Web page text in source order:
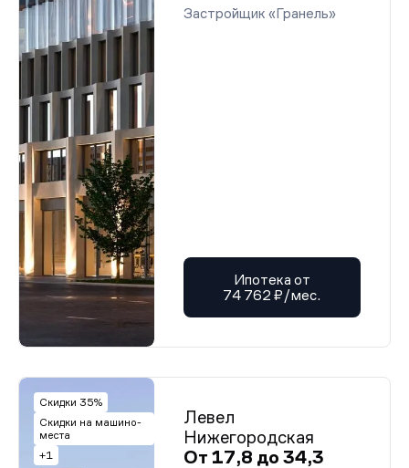
Застройщик «Гранель»
Ипотека от
74 762 ₽/мес.
Скидки 35%
Скидки на машино-
места
+1
Левел
Нижегородская
От 17,8 до 34,3